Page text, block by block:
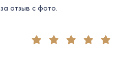
отзыв с фото.